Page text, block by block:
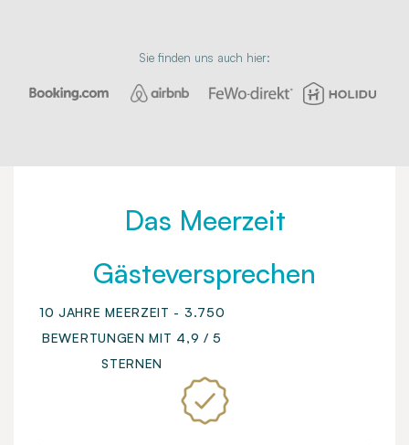
Sie finden uns auch hier:
Das Meerzeit
Gästeversprechen
10 JAHRE MEERZEIT - 3.750
BEWERTUNGEN MIT 4,9 / 5
STERNEN